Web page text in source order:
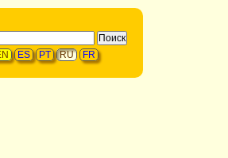
ES PT RU FR